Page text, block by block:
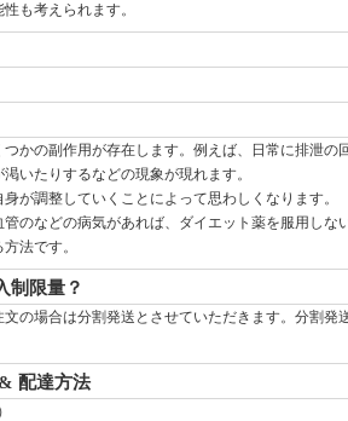
も考えられます。
かの副作用が存在します。例えば、日常に排泄の
いたりするなどの現象が現れます。
が調整していくことによって思わしくなります。
のなどの病気があれば、ダイエット薬を服用しな
法です。
制限量？
の場合は分割発送とさせていただきます。分割発
配達方法